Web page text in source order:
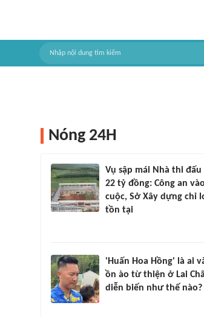
Nóng 24H
Vụ sập mái Nhà thi đấu
22 tỷ đồng: Công an vào
cuộc, Sở Xây dựng chỉ
tồn tại
'Huấn Hoa Hồng' là ai
ồn ào từ thiện ở Lai
diễn biến như thế nào?